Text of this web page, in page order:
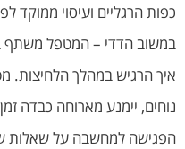
כפות הרגליים ועיסוי ממוקד
במשוב הדדי – המטפל משתף
איך הרגיש במהלך הלחיצות.
נוחים, יימנע מארוחה כבדה
הפגישה למחשבה על שאלות